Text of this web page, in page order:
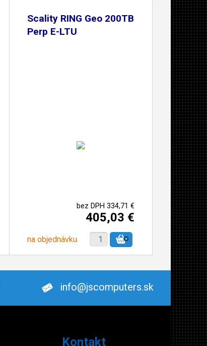
Scality RING Geo 200TB
Perp E-LTU
bez DPH 334,71 €
405,03 €
na objednávku
info@jscomputers.sk
Kontakt